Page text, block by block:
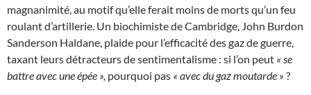
magnanimité, au motif qu’elle ferait moins de morts qu’un feu
roulant d’artillerie. Un biochimiste de Cambridge, John Burdon
Sanderson Haldane, plaide pour l’efficacité des gaz de guerre,
taxant leurs détracteurs de sentimentalisme : si l’on peut « se
battre avec une épée », pourquoi pas « avec du gaz moutarde » ?